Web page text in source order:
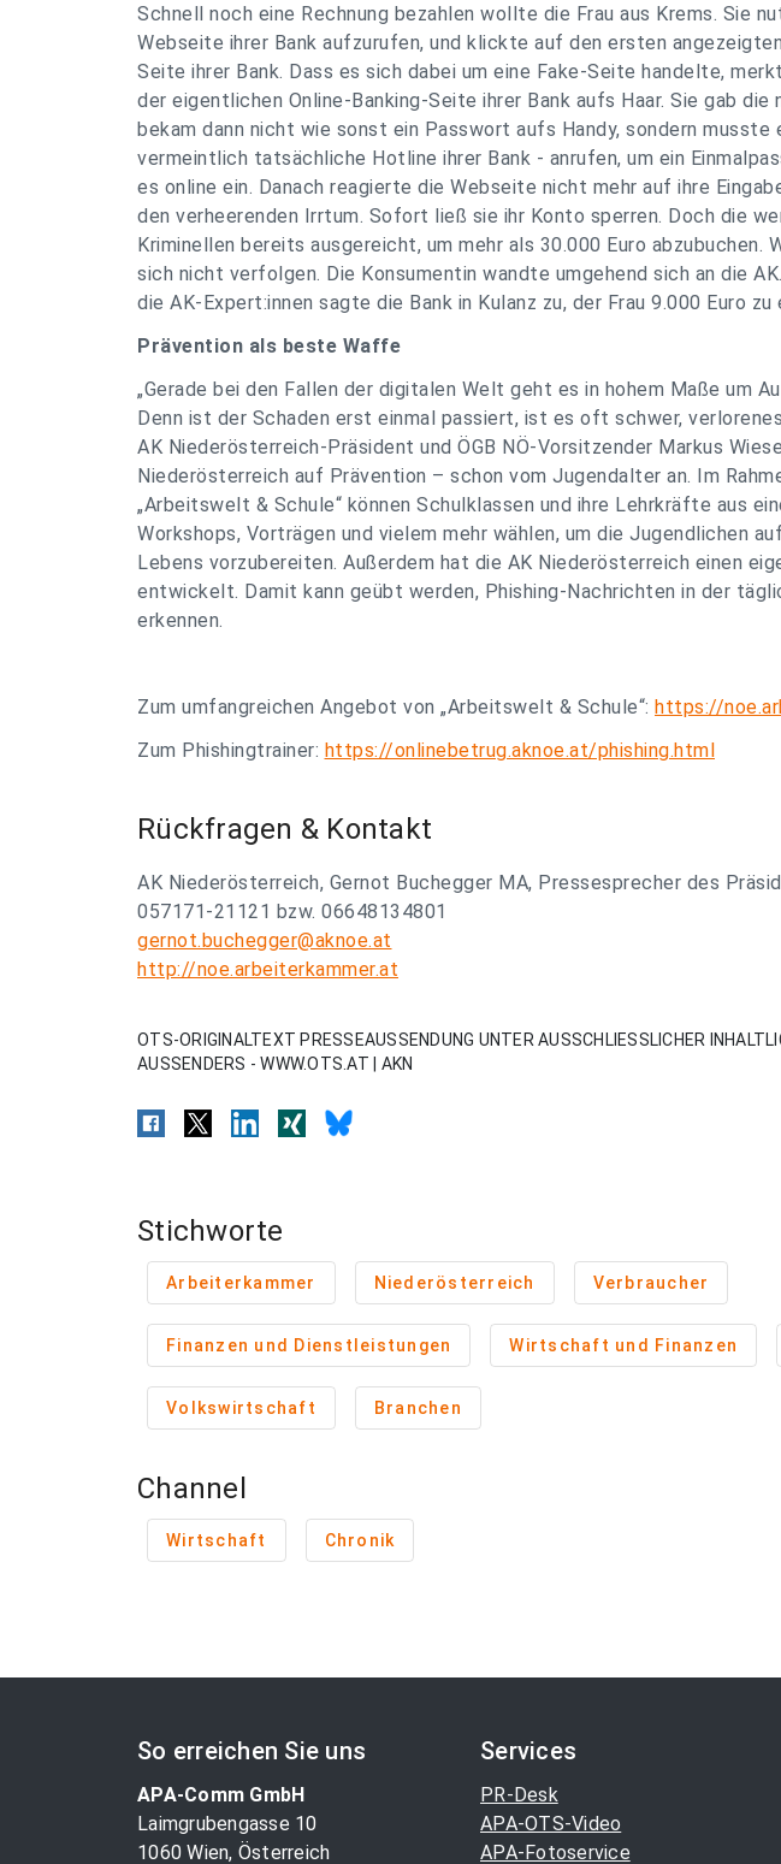
Schnell noch eine Rechnung bezahlen wollte die Frau aus Krems. Sie
Webseite ihrer Bank aufzurufen, und klickte auf den ersten
Seite ihrer Bank. Dass es sich dabei um eine Fake-Seite handelte,
der eigentlichen Online-Banking-Seite ihrer Bank aufs Haar. Sie gab die
bekam dann nicht wie sonst ein Passwort aufs Handy, sondern musste
vermeintlich tatsächliche Hotline ihrer Bank - anrufen, um ein
es online ein. Danach reagierte die Webseite nicht mehr auf ihre
den verheerenden Irrtum. Sofort ließ sie ihr Konto sperren. Doch die
Kriminellen bereits ausgereicht, um mehr als 30.000 Euro abzubuchen.
sich nicht verfolgen. Die Konsumentin wandte umgehend sich an die
die AK-Expert:innen sagte die Bank in Kulanz zu, der Frau 9.000 Euro zu
Prävention als beste Waffe
„Gerade bei den Fallen der digitalen Welt geht es in hohem Maße um
Denn ist der Schaden erst einmal passiert, ist es oft schwer,
AK Niederösterreich-Präsident und ÖGB NÖ-Vorsitzender Markus
Niederösterreich auf Prävention – schon vom Jugendalter an. Im
„Arbeitswelt & Schule“ können Schulklassen und ihre Lehrkräfte aus
Workshops, Vorträgen und vielem mehr wählen, um die Jugendlichen
Lebens vorzubereiten. Außerdem hat die AK Niederösterreich einen
entwickelt. Damit kann geübt werden, Phishing-Nachrichten in der
erkennen.
Zum umfangreichen Angebot von „Arbeitswelt & Schule“: https://
Zum Phishingtrainer: https://onlinebetrug.aknoe.at/phishing.html
Rückfragen & Kontakt
AK Niederösterreich, Gernot Buchegger MA, Pressesprecher des
057171-21121 bzw. 06648134801
gernot.buchegger@aknoe.at
http://noe.arbeiterkammer.at
OTS-ORIGINALTEXT PRESSEAUSSENDUNG UNTER AUSSCHLIESSLICHER
AUSSENDERS - WWW.OTS.AT | AKN
Stichworte
Arbeiterkammer Niederösterreich Verbraucher
Finanzen und Dienstleistungen Wirtschaft und Finanzen
Volkswirtschaft Branchen
Channel
Wirtschaft Chronik
So erreichen Sie uns
APA-Comm GmbH
Laimgrubengasse 10
1060 Wien, Österreich
Services
PR-Desk
APA-OTS-Video
APA-Fotoservice